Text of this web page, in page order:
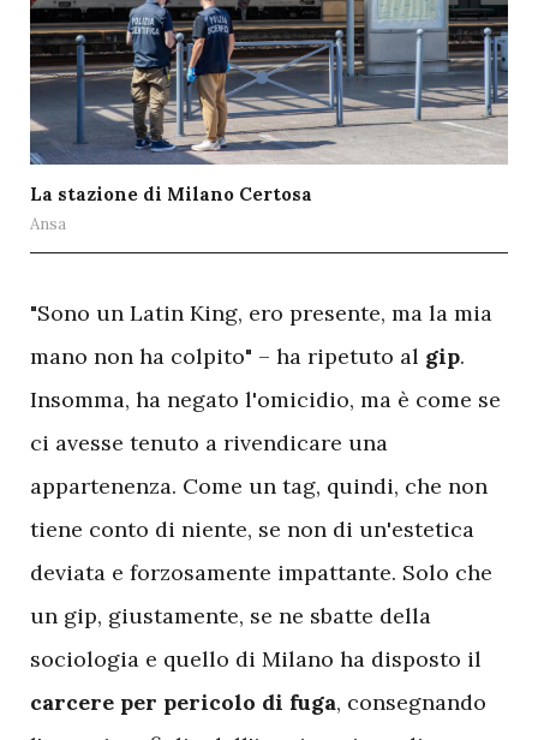
La stazione di Milano Certosa
Ansa
"Sono un Latin King, ero presente, ma la mia
mano non ha colpito" – ha ripetuto al gip.
Insomma, ha negato l'omicidio, ma è come se
ci avesse tenuto a rivendicare una
appartenenza. Come un tag, quindi, che non
tiene conto di niente, se non di un'estetica
deviata e forzosamente impattante. Solo che
un gip, giustamente, se ne sbatte della
sociologia e quello di Milano ha disposto il
carcere per pericolo di fuga, consegnando